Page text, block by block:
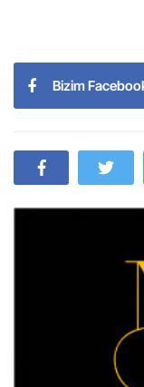
Bizim